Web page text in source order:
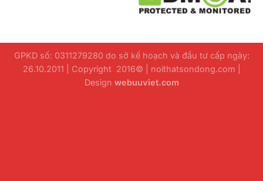
GPKD số: 0311279280 do sở kế hoạch và đầu tư cấp ngày:
26.10.2011 | Copyright 2016© | noithatsondong.com |
Design webuuviet.com